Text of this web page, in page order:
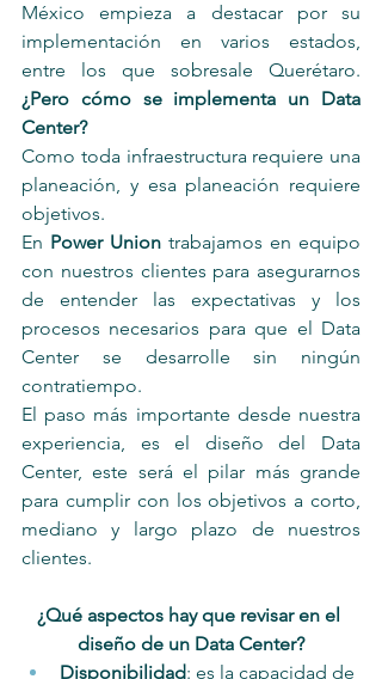
México empieza a destacar por su
implementación en varios estados,
¿Pero cómo se implementa un Data
Center?
Como toda infraestructura requiere una
planeación, y esa planeación requiere
objetivos.
En Power Union trabajamos en equipo
con nuestros clientes para asegurarnos
de entender las expectativas y los
procesos necesarios para que el Data
Center se desarrolle sin ningún
contratiempo.
El paso más importante desde nuestra
experiencia, es el diseño del Data
Center, este será el pilar más grande
para cumplir con los objetivos a corto,
mediano y largo plazo de nuestros
clientes.
¿Qué aspectos hay que revisar en el
diseño de un Data Center?
Disponibilidad: es la capacidad de